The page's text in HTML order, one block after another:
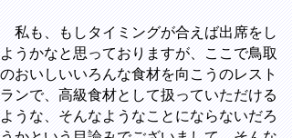
私も、もしタイミングが合えば出席をし
ようかなと思っておりますが、ここで鳥取
のおいしいいろんな食材を向こうのレスト
ランで、高級食材として扱っていただける
ような、そんなようなことにならないだろ